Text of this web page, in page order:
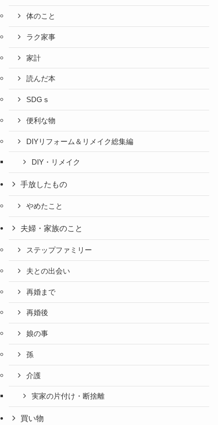
体のこと
ラク家事
家計
読んだ本
SDGｓ
便利な物
DIYリフォーム＆リメイク総集編
DIY・リメイク
手放したもの
やめたこと
夫婦・家族のこと
ステップファミリー
夫との出会い
再婚まで
再婚後
娘の事
孫
介護
実家の片付け・断捨離
買い物